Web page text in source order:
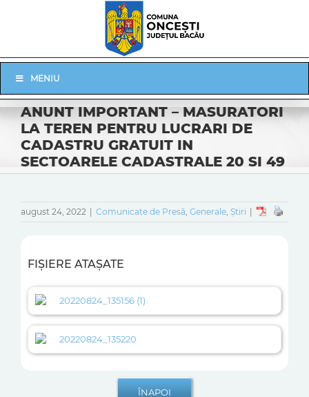
Navigation
MENIU
ANUNT IMPORTANT – MASURATORI
LA TEREN PENTRU LUCRARI DE
CADASTRU GRATUIT IN
SECTOARELE CADASTRALE 20 SI 49
august 24, 2022 Comunicate de Presă, Generale, Știri
FIȘIERE ATAȘATE
20220824_135156 (1)
20220824_135220